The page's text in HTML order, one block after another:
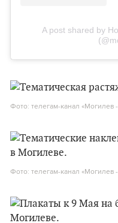
A post shared by
Фото: телегам-канал «Могилев
Фото: телегам-канал «Могилев